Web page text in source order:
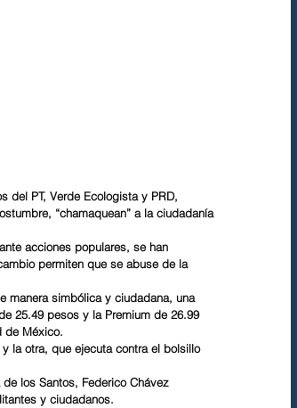
del PT, Verde Ecologista y PRD,
“chamaquean” a la ciudadanía
acciones populares, se han
permiten que se abuse de la
manera simbólica y ciudadana, una
25.49 pesos y la Premium de 26.99
de México.
la otra, que ejecuta contra el bolsillo
los Santos, Federico Chávez
y ciudadanos.